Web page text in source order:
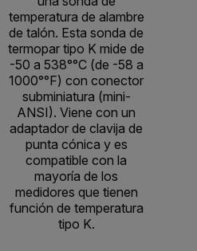
temperatura de alambre
de talón. Esta sonda de
termopar tipo K mide de
-50 a 538°°C (de -58 a
1000°°F) con conector
subminiatura (mini-
ANSI). Viene con un
adaptador de clavija de
punta cónica y es
compatible con la
mayoría de los
medidores que tienen
función de temperatura
tipo K.